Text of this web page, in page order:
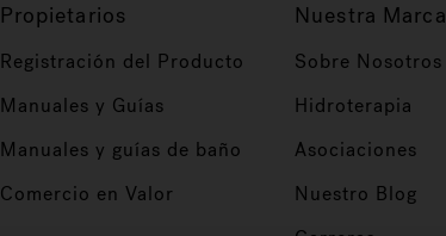
Propietarios
Registración del Producto
Manuales y Guías
Manuales y guías de baño
Comercio en Valor
Nuestra Marca
Sobre Nosotros
Hidroterapia
Asociaciones
Nuestro Blog